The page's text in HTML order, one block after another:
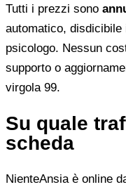
Tutti i prezzi sono
automatico, disdicibile
psicologo. Nessun
supporto o
virgola 99.
Su quale
scheda
NienteAnsia è online